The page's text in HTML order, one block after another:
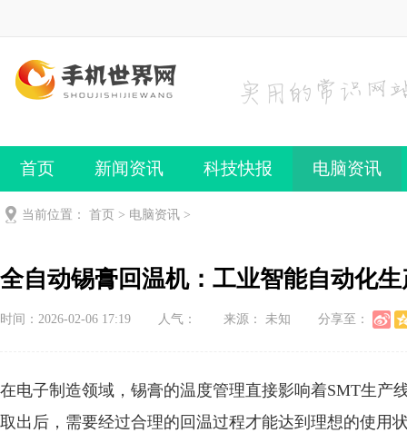
首页 新闻资讯 科技快报 电脑资讯
手机频道 手机技巧
当前位置： 首页 > 电脑资讯 >
全自动锡膏回温机：工业智能自动化
时间：2026-02-06 17:19 人气： 来源： 未知 分享至：
在电子制造领域，锡膏的温度管理直接影响着SMT生产
取出后，需要经过合理的回温过程才能达到理想的使用